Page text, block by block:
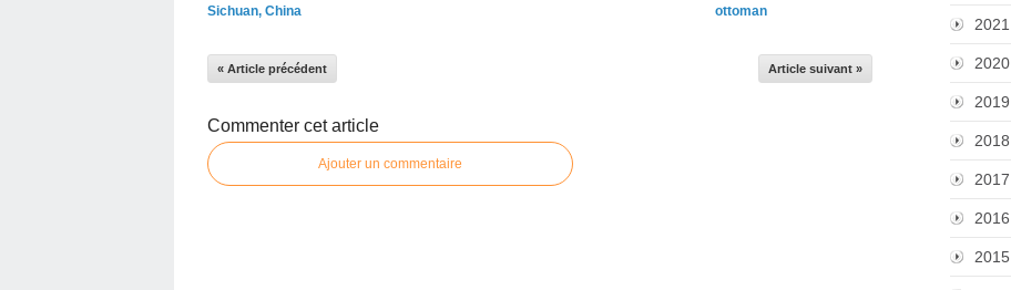
Sichuan, China
ottoman
« Article précédent Article suivant »
Commenter cet article
Ajouter un commentaire
2021
2020
2019
2018
2017
2016
2015